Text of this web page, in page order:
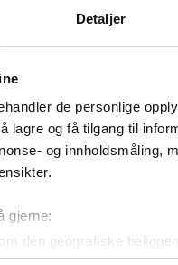
Detaljer
de personlige
lagre og få tilgang til
og innholdsmåling,
gjerne:
den geografiske
på topplisten for årets beste